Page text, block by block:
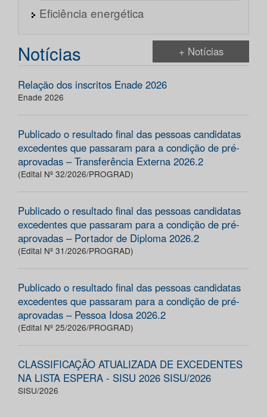
Eficiência energética
Notícias + Notícias
Relação dos inscritos Enade 2026
Enade 2026
Publicado o resultado final das pessoas candidatas
excedentes que passaram para a condição de pré-
aprovadas – Transferência Externa 2026.2
(Edital Nº 32/2026/PROGRAD)
Publicado o resultado final das pessoas candidatas
excedentes que passaram para a condição de pré-
aprovadas – Portador de Diploma 2026.2
(Edital Nº 31/2026/PROGRAD)
Publicado o resultado final das pessoas candidatas
excedentes que passaram para a condição de pré-
aprovadas – Pessoa Idosa 2026.2
(Edital Nº 25/2026/PROGRAD)
CLASSIFICAÇÃO ATUALIZADA DE EXCEDENTES
NA LISTA ESPERA - SISU 2026 SISU/2026
SISU/2026